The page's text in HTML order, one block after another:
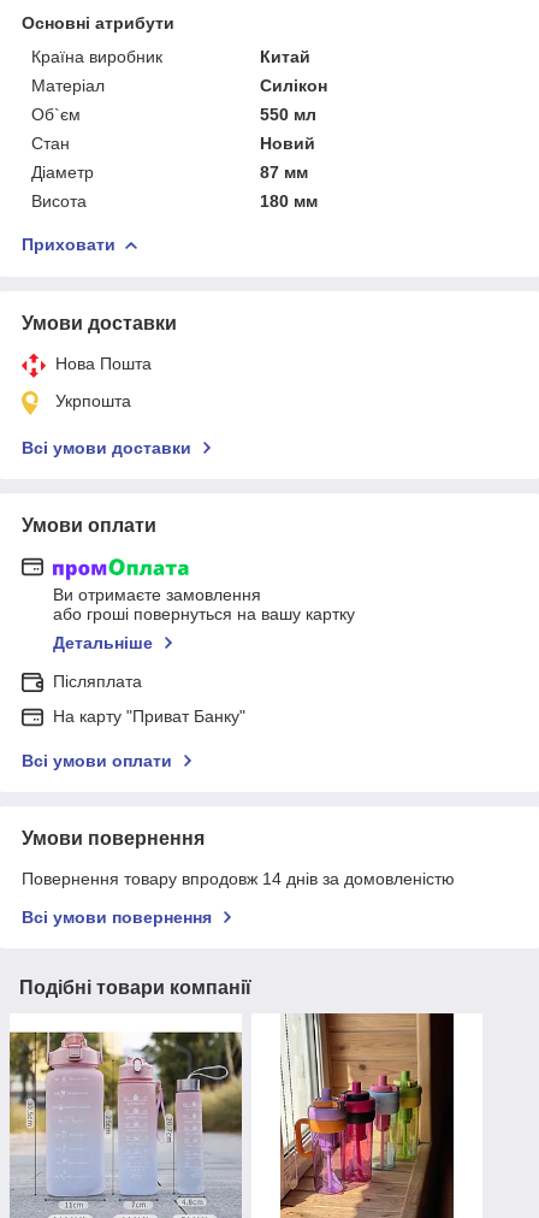
Основні атрибути
Країна виробник
Китай
Матеріал
Силікон
Об`єм
550 мл
Стан
Новий
Діаметр
87 мм
Висота
180 мм
Приховати
Умови доставки
Нова Пошта
Укрпошта
Всі умови доставки
Умови оплати
Ви отримаєте замовлення
або гроші повернуться на вашу картку
Детальніше
Післяплата
На карту "Приват Банку"
Всі умови оплати
Умови повернення
Повернення товару впродовж 14 днів за домовленістю
Всі умови повернення
Подібні товари компанії